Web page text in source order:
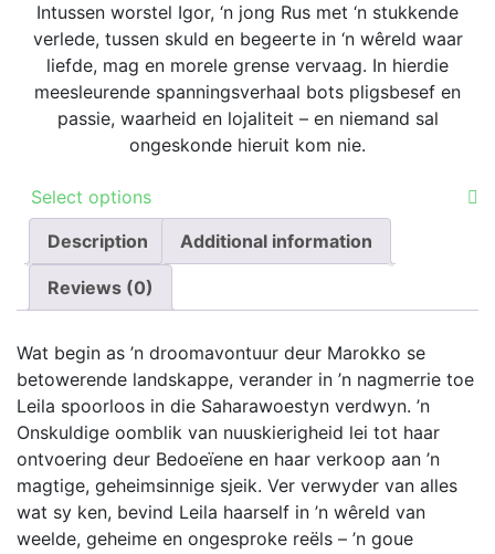
Intussen worstel Igor, ‘n jong Rus met ‘n stukkende
verlede, tussen skuld en begeerte in ‘n wêreld waar
liefde, mag en morele grense vervaag. In hierdie
meesleurende spanningsverhaal bots pligsbesef en
passie, waarheid en lojaliteit – en niemand sal
ongeskonde hieruit kom nie.
Select options
product
has
multiple
options
may
be
chosen
on
the
product
page
Description Additional information
Reviews (0)
Wat begin as ’n droomavontuur deur Marokko se
betowerende landskappe, verander in ’n nagmerrie toe
Leila spoorloos in die Saharawoestyn verdwyn. ’n
Onskuldige oomblik van nuuskierigheid lei tot haar
ontvoering deur Bedoeïene en haar verkoop aan ’n
magtige, geheimsinnige sjeik. Ver verwyder van alles
wat sy ken, bevind Leila haarself in ’n wêreld van
weelde, geheime en ongesproke reëls – ’n goue